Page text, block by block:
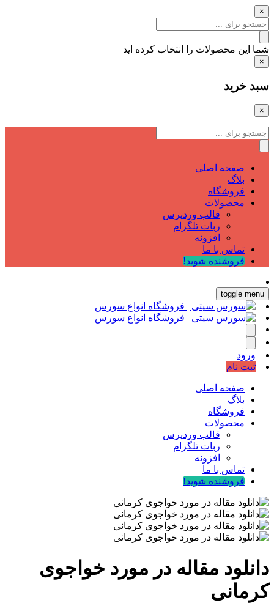
×
شما این محصولات را انتخاب کرده اید
×
سبد خرید
×
صفحه اصلی
بلاگ
فروشگاه
محصولات
قالب وردپرس
ربات تلگرام
افزونه
تماس با ما
فروشنده شوید!
toggle menu
ورود
ثبت نام
صفحه اصلی
بلاگ
فروشگاه
محصولات
قالب وردپرس
ربات تلگرام
افزونه
تماس با ما
فروشنده شوید!
دانلود مقاله در مورد خواجوی
کرمانی